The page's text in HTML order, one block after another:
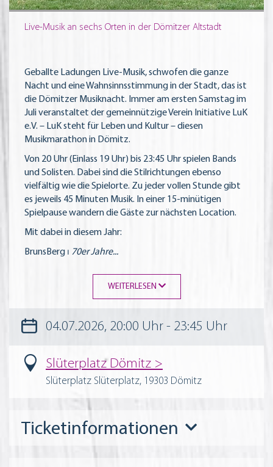
Live-Musik an sechs Orten in der Dömitzer Altstadt
Geballte Ladungen Live-Musik, schwofen die ganze
Nacht und eine Wahnsinnsstimmung in der Stadt, das ist
die Dömitzer Musiknacht. Immer am ersten Samstag im
Juli veranstaltet der gemeinnützige Verein Initiative LuK
e.V. – LuK steht für Leben und Kultur – diesen
Musikmarathon in Dömitz.
Von 20 Uhr (Einlass 19 Uhr) bis 23:45 Uhr spielen Bands
und Solisten. Dabei sind die Stilrichtungen ebenso
vielfältig wie die Spielorte. Zu jeder vollen Stunde gibt
es jeweils 45 Minuten Musik. In einer 15-minütigen
Spielpause wandern die Gäste zur nächsten Location.
Mit dabei in diesem Jahr:
BrunsBerg ⏐ 70er Jahre...
WEITERLESEN
04.07.2026, 20:00 Uhr - 23:45 Uhr
Slüterplatz Dömitz
Slüterplatz Slüterplatz, 19303 Dömitz
Ticketinformationen